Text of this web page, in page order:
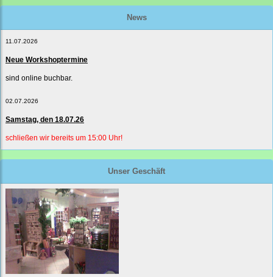
News
11.07.2026
Neue Workshoptermine
sind online buchbar.
02.07.2026
Samstag, den 18.07.26
schließen wir bereits um 15:00 Uhr!
Unser Geschäft